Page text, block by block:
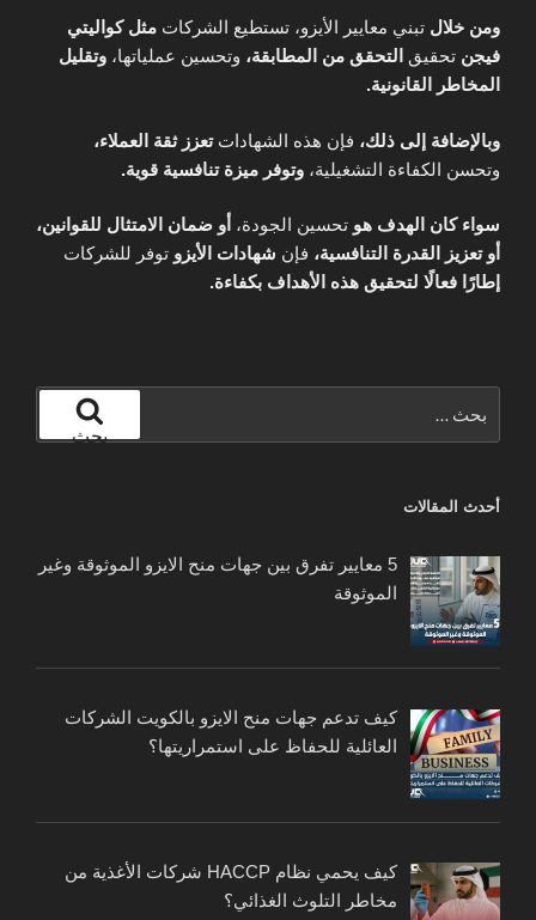
ومن خلال تبني معايير الأيزو، تستطيع الشركات مثل كواليتي
فيجن تحقيق التحقق من المطابقة، وتحسين عملياتها، وتقليل
المخاطر القانونية.
وبالإضافة إلى ذلك، فإن هذه الشهاداتتعزز ثقة العملاء،
وتحسن الكفاءة التشغيلية، وتوفر ميزة تنافسية قوية.
سواء كان الهدف هو تحسين الجودة، أو ضمان الامتثال للقوانين،
أو تعزيز القدرة التنافسية، فإن شهادات الأيزو توفر للشركات
إطارًا فعالًا لتحقيق هذه الأهداف بكفاءة.
عن:
بحث
أحدث المقالات
5 معايير تفرق بين جهات منح الايزو الموثوقة وغير
الموثوقة
كيف تدعم جهات منح الايزو بالكويت الشركات
العائلية للحفاظ على استمراريتها؟
كيف يحمي نظام HACCP شركات الأغذية من
مخاطر التلوث الغذائي؟